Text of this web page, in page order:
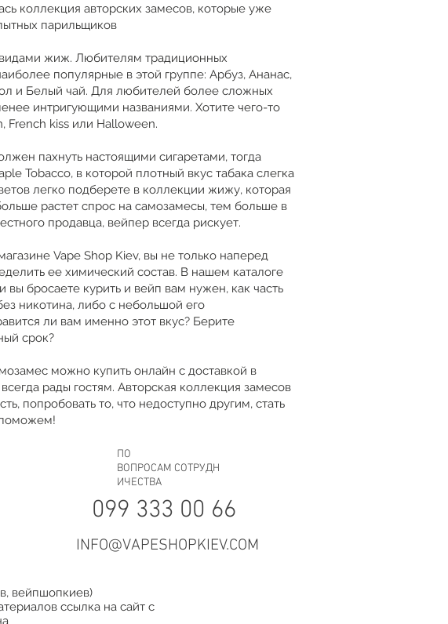
коллекция авторских замесов, которые уже
парильщиков
жиж. Любителям традиционных
популярные в этой группе: Арбуз, Ананас,
и Белый чай. Для любителей более сложных
интригующими названиями. Хотите чего-то
French kiss или Halloween.
пахнуть настоящими сигаретами, тогда
Tobacco, в которой плотный вкус табака слегка
легко подберете в коллекции жижу, которая
растет спрос на самозамесы, тем больше в
продавца, вейпер всегда рискует.
Vape Shop Kiev, вы не только наперед
ее химический состав. В нашем каталоге
бросаете курить и вейп вам нужен, как часть
никотина, либо с небольшой его
ли вам именно этот вкус? Берите
срок?
можно купить онлайн с доставкой в
рады гостям. Авторская коллекция замесов
попробовать то, что недоступно другим, стать
ПО
ВОПРОСАМ СОТРУДН
ИЧЕСТВА
099 333 00 66
INFO@VAPESHOPKIEV.COM
вейпшопкиев)
ссылка на сайт с